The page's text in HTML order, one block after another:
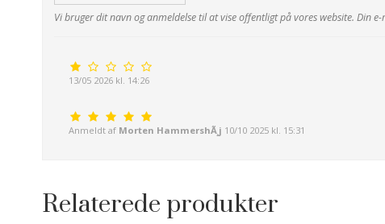
Vi bruger dit navn og anmeldelse til at vise offentligt på vores website. Din
13/05 2026 kl. 14:26
Anmeldt af Morten HammershÃ¸j 10/10 2025 kl. 15:31
Relaterede produkter